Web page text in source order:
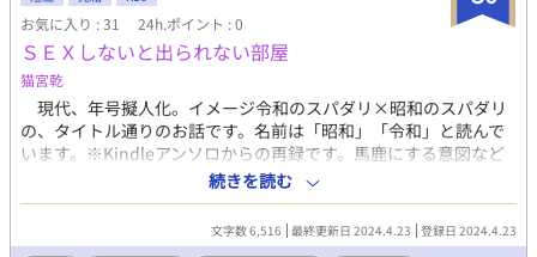
い引きを繰り返す理由。それは名門華族の一族出身であり、恩賜
組として輝かしい出世を約束されていたはずの尾坂が抱えた薄暗
い過去に原因があり…… ・殴る蹴る系の暴力描写があります。 ・
サブタイトルの後ろに「※」が付いているのがR18です。 ・作中
である登場人物が多数の人間から暴行を受けていたことを示唆す
る描写や自i傷i行為を行っていた描写がありますが、作者はそれら
を称賛する意図はありません。 ・また、舞台背景が1931年である
ため、現代の価値観にそぐわない表現が散見されますが、作者に
はそれらを肯定する意図もありません。 ・受けが過去に多数の人
間と関係を結んでいた描写や、攻めが女性と関係を持っていた事
を匂わす描写があります。 ・受けも攻めもどっちとも腹黒いで
お気に入り : 31 24h.ポイント : 0
ＳＥＸしないと出られない部屋
猫宮乾
現代、年号擬人化。イメージ令和のスパダリ×昭和のスパダリ
の、タイトル通りのお話です。名前は「昭和」「令和」と読んで
います。※Kindleアンソロからの再録です。馬鹿にする意図など
はありません。私の中でのBLにおけるそれぞれのスパダリのイメ
ージです。どちらも大好きです。
続きを読む
文字数 6,516 最終更新日 2024.4.23 登録日 2024.4.23